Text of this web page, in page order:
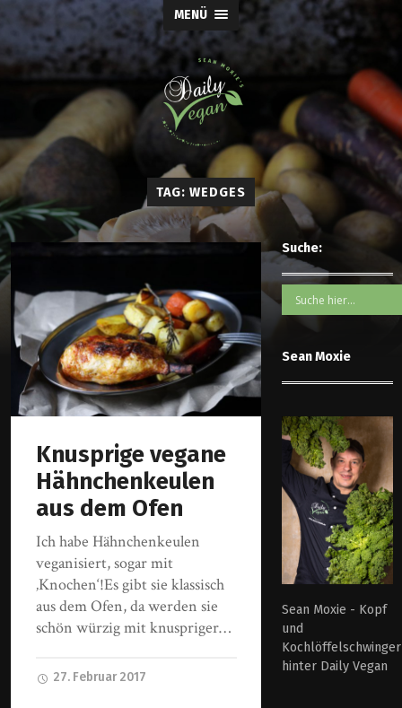
MENÜ
TAG: WEDGES
Knusprige vegane
Hähnchenkeulen
aus dem Ofen
Ich habe Hähnchenkeulen
veganisiert, sogar mit
‚Knochen‘!Es gibt sie klassisch
aus dem Ofen, da werden sie
schön würzig mit knuspriger…
27. Februar 2017
Suche:
Sean Moxie
Sean Moxie - Kopf
und
Kochlöffelschwinger
hinter Daily Vegan